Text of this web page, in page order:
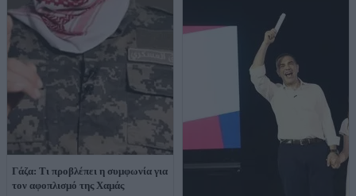
Γάζα: Τι προβλέπει η συμφωνία για
τον αφοπλισμό της Χαμάς